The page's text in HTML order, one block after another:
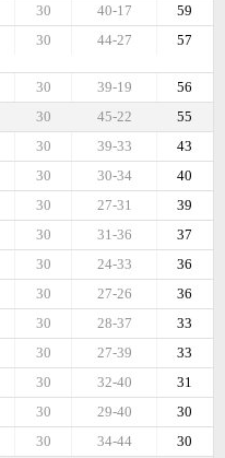
59
40-17
30
57
44-27
30
56
39-19
30
55
45-22
30
43
39-33
30
40
30-34
30
39
27-31
30
37
31-36
30
36
24-33
30
36
27-26
30
33
28-37
30
33
27-39
30
31
32-40
30
30
29-40
30
30
34-44
30